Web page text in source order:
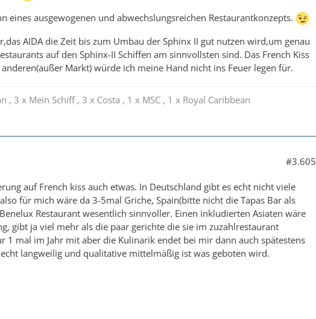
eines ausgewogenen und abwechslungsreichen Restaurantkonzepts.
AIDA die Zeit bis zum Umbau der Sphinx II gut nutzen wird,um genau
auf den Sphinx-II Schiffen am sinnvollsten sind. Das French Kiss
Markt) würde ich meine Hand nicht ins Feuer legen für.
, 3 x Mein Schiff , 3 x Costa , 1 x MSC , 1 x Royal Caribbean
#3.605
auf French kiss auch etwas. In Deutschland gibt es echt nicht viele
für mich wäre da 3-5mal Griche, Spain(bitte nicht die Tapas Bar als
Restaurant wesentlich sinnvoller. Einen inkludierten Asiaten wäre
gibt ja viel mehr als die paar gerichte die sie im zuzahlrestaurant
1 mal im Jahr mit aber die Kulinarik endet bei mir dann auch spätestens
langweilig und qualitative mittelmäßig ist was geboten wird.